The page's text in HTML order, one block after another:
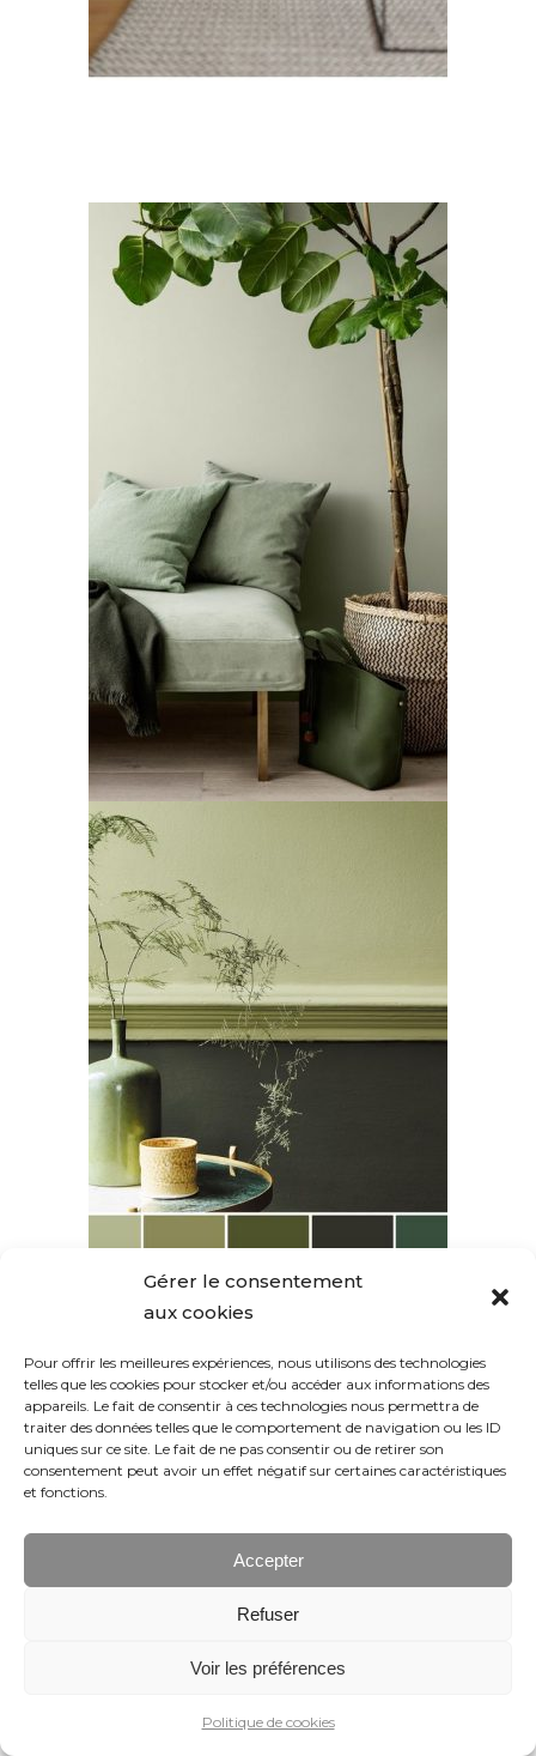
Gérer le consentement
aux cookies
Pour offrir les meilleures expériences, nous utilisons des technologies
telles que les cookies pour stocker et/ou accéder aux informations des
appareils. Le fait de consentir à ces technologies nous permettra de
traiter des données telles que le comportement de navigation ou les ID
uniques sur ce site. Le fait de ne pas consentir ou de retirer son
consentement peut avoir un effet négatif sur certaines caractéristiques
et fonctions.
Accepter
Refuser
Voir les préférences
Politique de cookies